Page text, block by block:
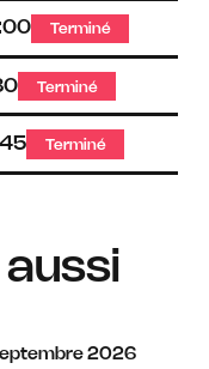
Terminé
Terminé
Terminé
2026